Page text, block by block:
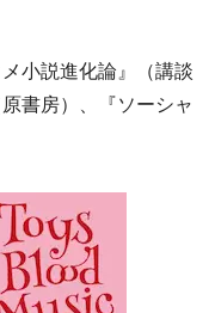
小説進化論』（講談
書房）、『ソーシャ